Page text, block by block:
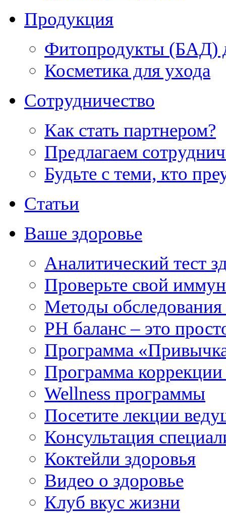
Продукция
Фитопродукты (БАД)
Косметика для ухода
Сотрудничество
Как стать партнером?
Предлагаем
Будьте с теми, кто
Статьи
Ваше здоровье
Аналитический тест
Проверьте свой
Методы обследования
РH баланс – это
Программа
Программа коррекции
Wellness программы
Посетите лекции
Консультация
Коктейли здоровья
Видео о здоровье
Клуб вкус жизни